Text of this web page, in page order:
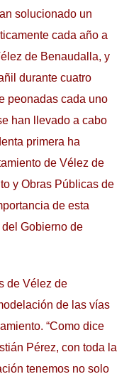
solucionado un
cada año a
de Benaudalla, y
durante cuatro
peonadas cada uno
han llevado a cabo
primera ha
de Vélez de
y Obras Públicas de
de esta
Gobierno de
de Vélez de
de las vías
“Como dice
Pérez, con toda la
tenemos no solo